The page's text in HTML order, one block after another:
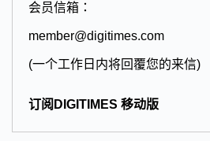
会员信箱：
member@digitimes.com
(一个工作日内将回覆您的来信)
订阅DIGITIMES 移动版